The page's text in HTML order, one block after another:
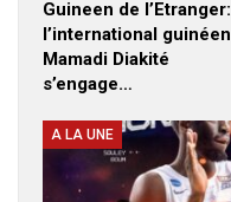
Guineen de l’Etranger:
l’international guinéen
Mamadi Diakité
s’engage…
A LA UNE